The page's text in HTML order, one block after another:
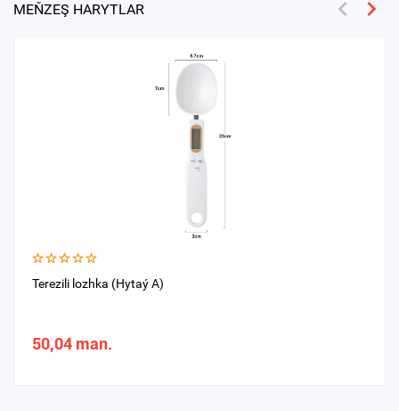
MEŇZEŞ HARYTLAR
Terezili lozhka (Hytaý A)
50,04 man.